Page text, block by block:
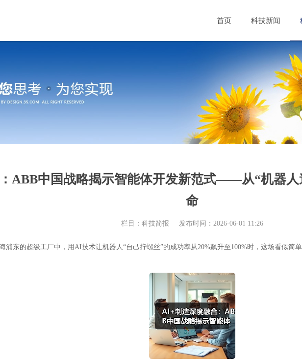
首页 科技新闻
ABB中国战略揭示智能体开发新范式——从“机器人
命
栏目：科技简报 发布时间：2026-06-01 11:26
浦东的超级工厂中，用AI技术让机器人“自己拧螺丝”的成功率从20%飙升至100%时，这场看似简